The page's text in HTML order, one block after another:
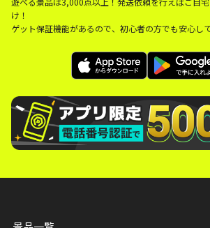
け！
ゲット保証機能があるので、初心者の方でも安心し